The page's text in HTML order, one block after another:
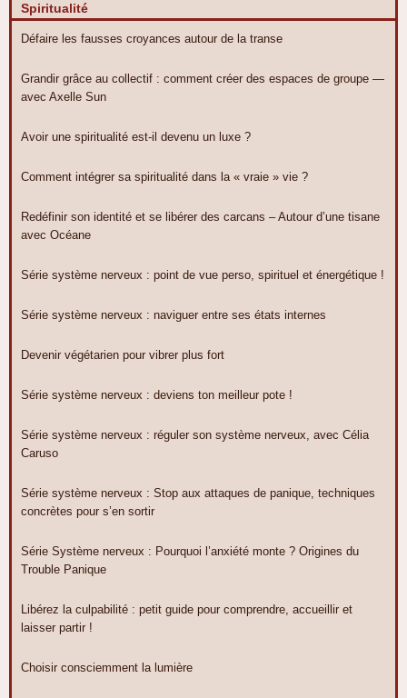
Spiritualité
Défaire les fausses croyances autour de la transe
Grandir grâce au collectif : comment créer des espaces de groupe —
avec Axelle Sun
Avoir une spiritualité est-il devenu un luxe ?
Comment intégrer sa spiritualité dans la « vraie » vie ?
Redéfinir son identité et se libérer des carcans – Autour d’une tisane
avec Océane
Série système nerveux : point de vue perso, spirituel et énergétique !
Série système nerveux : naviguer entre ses états internes
Devenir végétarien pour vibrer plus fort
Série système nerveux : deviens ton meilleur pote !
Série système nerveux : réguler son système nerveux, avec Célia
Caruso
Série système nerveux : Stop aux attaques de panique, techniques
concrètes pour s’en sortir
Série Système nerveux : Pourquoi l’anxiété monte ? Origines du
Trouble Panique
Libérez la culpabilité : petit guide pour comprendre, accueillir et
laisser partir !
Choisir consciemment la lumière